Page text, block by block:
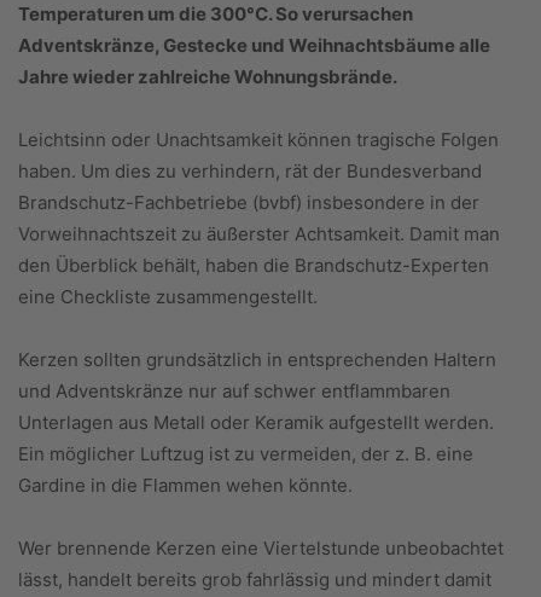
Temperaturen um die 300°C. So verursachen
Adventskränze, Gestecke und Weihnachtsbäume alle
Jahre wieder zahlreiche Wohnungsbrände.
Leichtsinn oder Unachtsamkeit können tragische Folgen
haben. Um dies zu verhindern, rät der Bundesverband
Brandschutz-Fachbetriebe (bvbf) insbesondere in der
Vorweihnachtszeit zu äußerster Achtsamkeit. Damit man
den Überblick behält, haben die Brandschutz-Experten
eine Checkliste zusammengestellt.
Kerzen sollten grundsätzlich in entsprechenden Haltern
und Adventskränze nur auf schwer entflammbaren
Unterlagen aus Metall oder Keramik aufgestellt werden.
Ein möglicher Luftzug ist zu vermeiden, der z. B. eine
Gardine in die Flammen wehen könnte.
Wer brennende Kerzen eine Viertelstunde unbeobachtet
lässt, handelt bereits grob fahrlässig und mindert damit